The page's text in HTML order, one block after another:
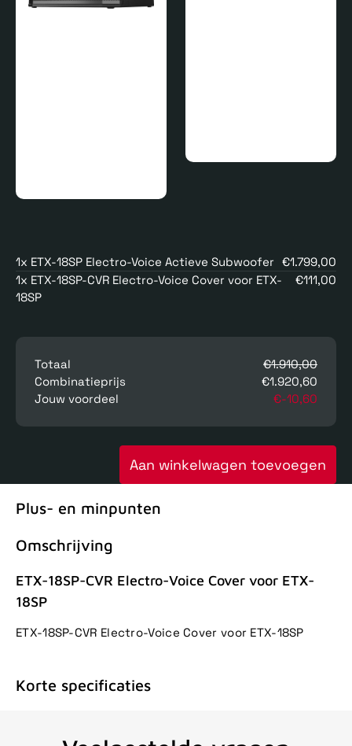
1x ETX-18SP Electro-Voice Actieve Subwoofer €1.799,00
1x ETX-18SP-CVR Electro-Voice Cover voor ETX-
18SP
€111,00
Totaal
€1.910,00
Combinatieprijs
€1.920,60
Jouw voordeel
€-10,60
Aan winkelwagen toevoegen
Plus- en minpunten
Omschrijving
ETX-18SP-CVR Electro-Voice Cover voor ETX-
18SP
ETX-18SP-CVR Electro-Voice Cover voor ETX-18SP
Korte specificaties